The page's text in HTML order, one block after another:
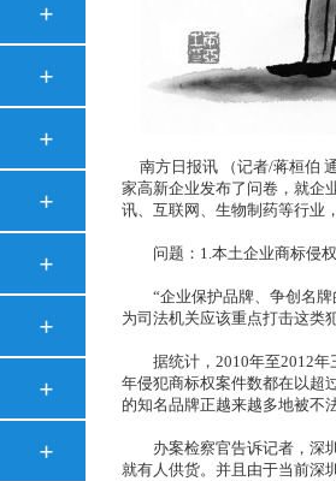
南方日报讯 （记者/蒋桓伯
家高新企业发布了问卷，就企
讯、互联网、生物制药等行业
问题：1.本土企业商标侵权
“企业保护品牌、争创名牌
为司法机关应该重点打击这类
据统计，2010年至2012年三
年侵犯商标权案件数都在以超
的知名品牌正越来越多地被不
办案检察官告诉记者，深圳
就有人供货。并且由于当前深